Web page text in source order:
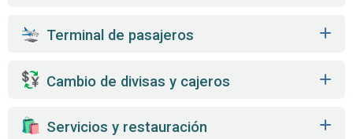
Terminal de pasajeros
Cambio de divisas y cajeros
️ Servicios y restauración